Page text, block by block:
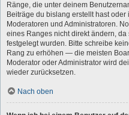
Ränge, die unter deinem
Beiträge du bislang erstellt hast
Moderatoren und Administratoren.
eines Ranges nicht direkt ändern,
festgelegt wurden. Bitte schreibe
Rang zu erhöhen — die meisten
Moderator oder Administrator wird
wieder zurücksetzen.
Nach oben